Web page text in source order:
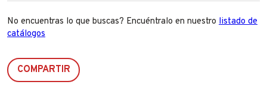
No encuentras lo que buscas? Encuéntralo en nuestro listado de
catálogos
COMPARTIR